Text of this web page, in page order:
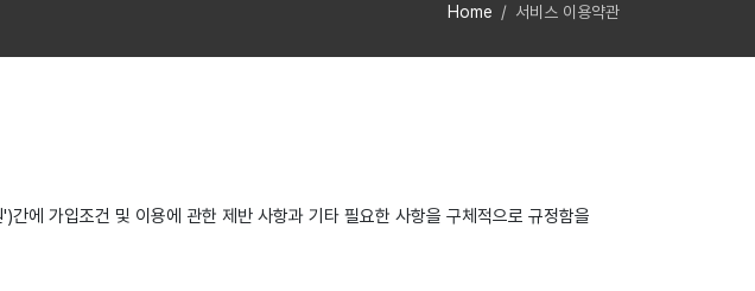
Home 서비스 이용약관
에 가입조건 및 이용에 관한 제반 사항과 기타 필요한 사항을 구체적으로 규정함을